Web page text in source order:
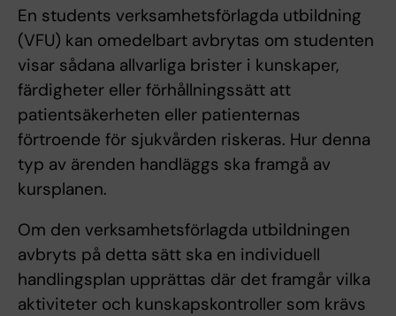
En students verksamhetsförlagda utbildning
(VFU) kan omedelbart avbrytas om studenten
visar sådana allvarliga brister i kunskaper,
färdigheter eller förhållningssätt att
patientsäkerheten eller patienternas
förtroende för sjukvården riskeras. Hur denna
typ av ärenden handläggs ska framgå av
kursplanen.
Om den verksamhetsförlagda utbildningen
avbryts på detta sätt ska en individuell
handlingsplan upprättas där det framgår vilka
aktiviteter och kunskapskontroller som krävs